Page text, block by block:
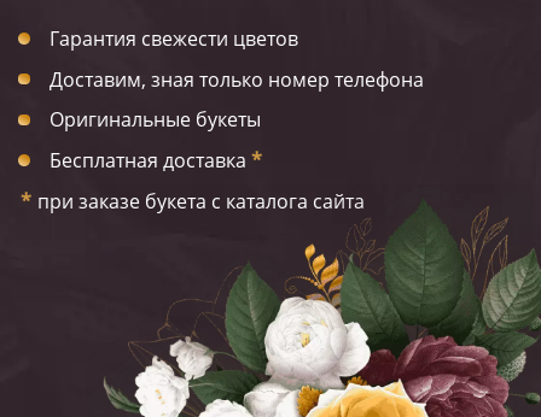
Гарантия свежести цветов
Доставим, зная только номер телефона
Оригинальные букеты
Бесплатная доставка *
* при заказе букета с каталога сайта